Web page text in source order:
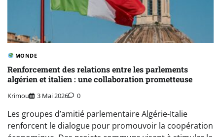
MONDE
Renforcement des relations entre les parlements
algérien et italien : une collaboration prometteuse
Krimou 3 Mai 2026 0
Les groupes d’amitié parlementaire Algérie-Italie
renforcent le dialogue pour promouvoir la coopération